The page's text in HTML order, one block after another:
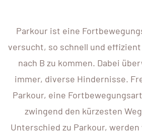
Parkour ist eine
versucht, so schnell und
nach B zu kommen. Dabei
immer, diverse Hindernisse.
Parkour, eine
zwingend den kürzesten
Unterschied zu Parkour,